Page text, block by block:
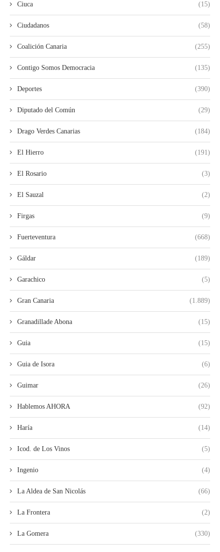
Ciuca (15)
Ciudadanos (58)
Coalición Canaria (255)
Contigo Somos Democracia (135)
Deportes (390)
Diputado del Común (29)
Drago Verdes Canarias (184)
El Hierro (191)
El Rosario (3)
El Sauzal (2)
Firgas (9)
Fuerteventura (668)
Gáldar (189)
Garachico (5)
Gran Canaria (1.889)
Granadillade Abona (15)
Guia (15)
Guia de Isora (6)
Guimar (26)
Hablemos AHORA (92)
Haría (14)
Icod. de Los Vinos (5)
Ingenio (4)
La Aldea de San Nicolás (66)
La Frontera (2)
La Gomera (330)